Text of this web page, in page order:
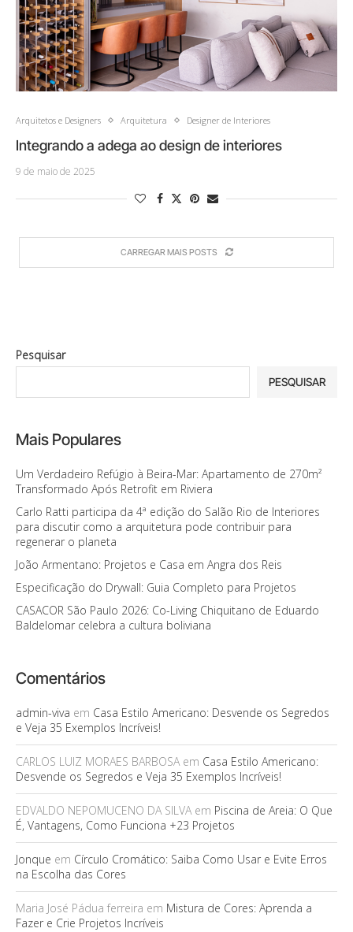
Arquitetos e Designers Arquitetura Designer de Interiores
Integrando a adega ao design de interiores
9 de maio de 2025
CARREGAR MAIS POSTS
Pesquisar
PESQUISAR
Mais Populares
Um Verdadeiro Refúgio à Beira-Mar: Apartamento de 270m²
Transformado Após Retrofit em Riviera
Carlo Ratti participa da 4ª edição do Salão Rio de Interiores
para discutir como a arquitetura pode contribuir para
regenerar o planeta
João Armentano: Projetos e Casa em Angra dos Reis
Especificação do Drywall: Guia Completo para Projetos
CASACOR São Paulo 2026: Co-Living Chiquitano de Eduardo
Baldelomar celebra a cultura boliviana
Comentários
admin-viva em Casa Estilo Americano: Desvende os Segredos
e Veja 35 Exemplos Incríveis!
CARLOS LUIZ MORAES BARBOSAem Casa Estilo Americano:
Desvende os Segredos e Veja 35 Exemplos Incríveis!
EDVALDO NEPOMUCENO DA SILVAem Piscina de Areia: O Que
É, Vantagens, Como Funciona +23 Projetos
Jonque em Círculo Cromático: Saiba Como Usar e Evite Erros
na Escolha das Cores
Maria José Pádua ferreira em Mistura de Cores: Aprenda a
Fazer e Crie Projetos Incríveis